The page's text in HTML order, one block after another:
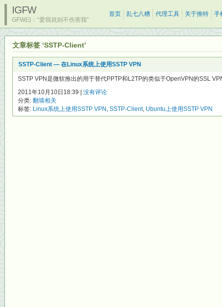
IGFW
GFW曰：“爱我就别不伤害我”
首页 乱七八糟 代理工具 关于推特 手
文章标签 ‘SSTP-Client’
SSTP-Client — 在Linux系统上使用SSTP VPN
SSTP VPN是微软推出的用于替代PPTP和L2TP的类似于OpenVPN的SSL
2011年10月10日18:39 | 没有评论
分类: 翻墙相关
标签: Linux系统上使用SSTP VPN , SSTP-Client, Ubuntu上使用SSTP VPN